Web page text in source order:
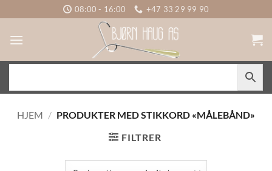
to
content
08:00 - 16:00 +47 33 29 99 90
HJEM / PRODUKTER MED STIKKORD «MÅLEBÅND»
FILTRER